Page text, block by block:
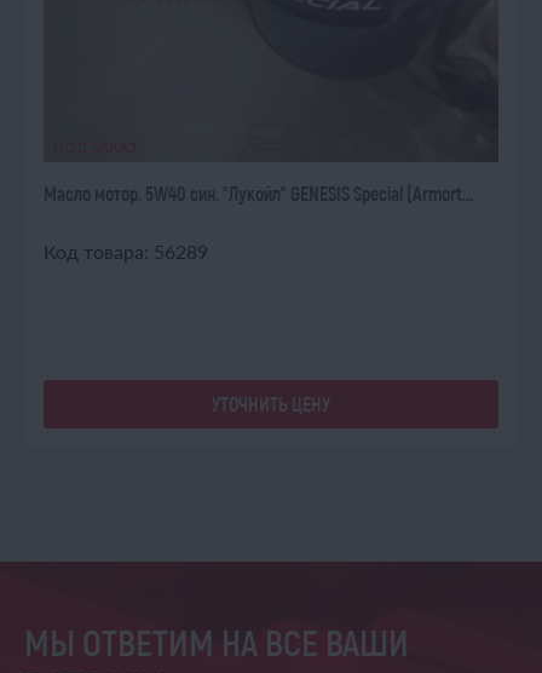
Масло мотор. 5W40 син. "Лукойл" GENESIS Special (Armort...
Код товара: 56289
УТОЧНИТЬ ЦЕНУ
МЫ ОТВЕТИМ НА ВСЕ ВАШИ